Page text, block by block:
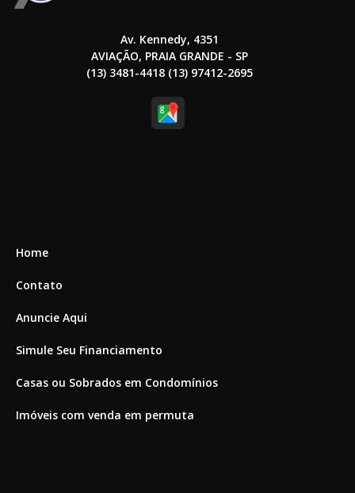
Av. Kennedy, 4351
AVIAÇÃO, PRAIA GRANDE - SP
(13) 3481-4418 (13) 97412-2695
Home
Contato
Anuncie Aqui
Simule Seu Financiamento
Casas ou Sobrados em Condomínios
Imóveis com venda em permuta